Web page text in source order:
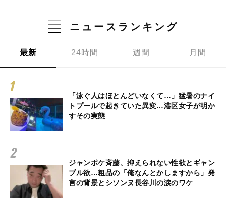
ニュースランキング
最新 24時間 週間 月間
「泳ぐ人はほとんどいなくて…」猛暑のナイ
トプールで起きていた異変…港区女子が明か
すその実態
ジャンポケ斉藤、抑えられない性欲とギャン
ブル欲…粗品の「俺なんとかしますから」発
言の背景とシソンヌ長谷川の涙のワケ